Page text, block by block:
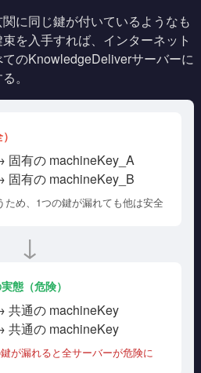
に同じ鍵が付いているようなも
を入手すれば、インターネット
のKnowledgeDeliverサーバーに
。
固有の machineKey_A
固有の machineKey_B
ため、1つの鍵が漏れても他は安全
↓
態（危険）
共通の machineKey
共通の machineKey
が漏れると全サーバーが危険に